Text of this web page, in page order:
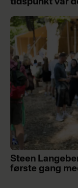
tidspunkt var
Steen
første gang